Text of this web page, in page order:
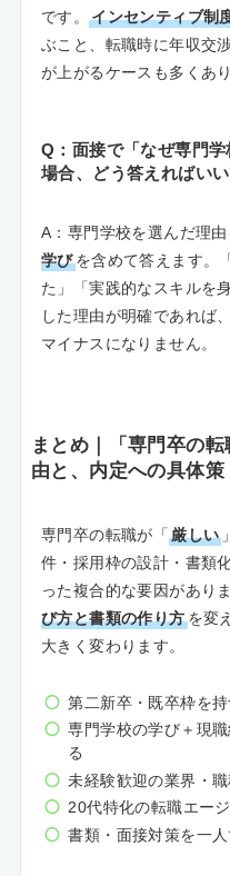
です。インセンティブ制
ぶこと、転職時に年収交
が上がるケースも多くあり
Q：面接で「なぜ専門
場合、どう答えればい
A：専門学校を選んだ理由
学びを含めて答えます
た」「実践的なスキルを
した理由が明確であれば
マイナスになりません。
まとめ｜「専門卒の
由と、内定への具体策
専門卒の転職が「厳しい
件・採用枠の設計・書類
った複合的な要因があり
び方と書類の作り方を変
大きく変わります。
第二新卒・既卒枠を
専門学校の学び＋現
る
未経験歓迎の業界・
20代特化の転職エー
書類・面接対策を一